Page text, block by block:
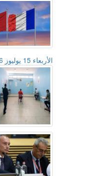
الأربعاء 15 يوليوز 2026 - 15:20